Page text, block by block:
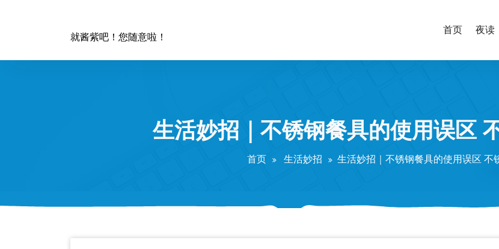
就酱紫吧！您随意啦！
首页 夜读
生活妙招｜不锈钢餐具的使用误区
首页 生活妙招 生活妙招｜不锈钢餐具的使用误区 不